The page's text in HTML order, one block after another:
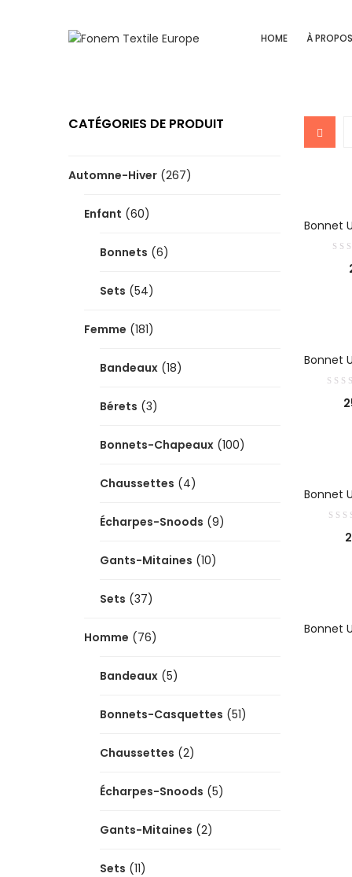
HOME À PROPOS
Bonnet
Bonnet
Bonnet
Bonnet
CATÉGORIES DE PRODUIT
Automne-Hiver (267)
Enfant (60)
Bonnets (6)
Sets (54)
Femme (181)
Bandeaux (18)
Bérets (3)
Bonnets-Chapeaux (100)
Chaussettes (4)
Écharpes-Snoods (9)
Gants-Mitaines (10)
Sets (37)
Homme (76)
Bandeaux (5)
Bonnets-Casquettes (51)
Chaussettes (2)
Écharpes-Snoods (5)
Gants-Mitaines (2)
Sets (11)